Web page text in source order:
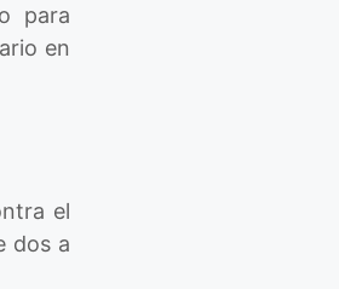
para
en
el
dos a